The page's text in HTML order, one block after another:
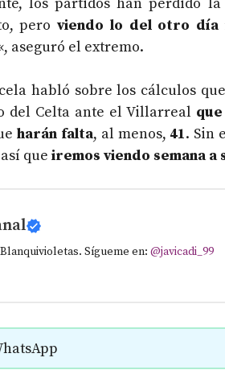
peroviendo lo del otro día
aseguró el extremo.
habló sobre los cálculos
del Celta ante el Villarreal
harán falta, al menos, 41. Sin
que iremos viendo semana a
Sígueme en: @javicadi_99